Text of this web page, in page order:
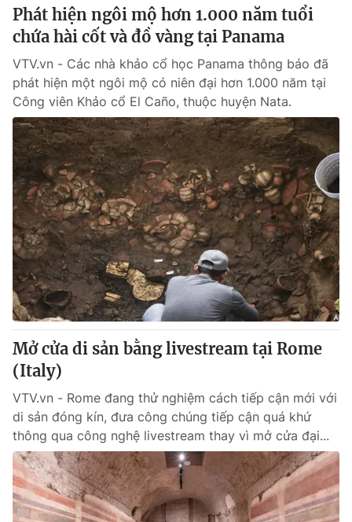
Phát hiện ngôi mộ hơn 1.000 năm tuổi
chứa hài cốt và đồ vàng tại Panama
VTV.vn - Các nhà khảo cổ học Panama thông báo đã
phát hiện một ngôi mộ có niên đại hơn 1.000 năm tại
Công viên Khảo cổ El Caño, thuộc huyện Nata.
Mở cửa di sản bằng livestream tại Rome
(Italy)
VTV.vn - Rome đang thử nghiệm cách tiếp cận mới với
di sản đóng kín, đưa công chúng tiếp cận quá khứ
thông qua công nghệ livestream thay vì mở cửa đại...